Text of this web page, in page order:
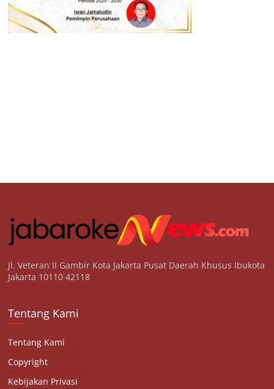
Jl. Veteran II Gambir Kota Jakarta Pusat Daerah Khusus Ibukota
Jakarta 10110 42118
Tentang Kami
Tentang Kami
Copyright
Kebijakan Privasi